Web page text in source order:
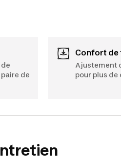
de
de
Confort
Ajustement
pour plus de